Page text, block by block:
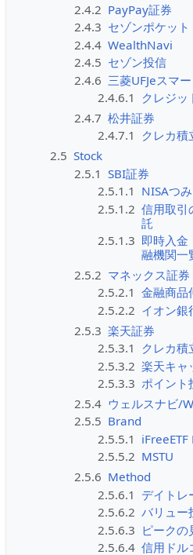
2.4.2 PayPay証券
2.4.3 セゾンポケット
2.4.4 WealthNavi
2.4.5 セゾン投信
2.4.6 三菱UFJeスマ
2.4.6.1
クレジッ
2.4.7 松井証券
2.4.7.1
クレカ積
2.5 Stock
2.5.1 SBI証券
2.5.1.1 NISAつ
2.5.1.2 信用取引
託
2.5.1.3 即時入金
融機関一
2.5.2 マネックス証券
2.5.2.1 金融商品
2.5.2.2 イオン銀
2.5.3 楽天証券
2.5.3.1
クレカ積
2.5.3.2 楽天キャ
2.5.3.3 ポイント
2.5.4 ウェルスナビ/
2.5.5 Brand
2.5.5.1 iFreeETF
2.5.5.2 MSTU
2.5.6 Method
2.5.6.1 デイトレ
2.5.6.2 バリュー
2.5.6.3 ピークの
2.5.6.4 信用ドル